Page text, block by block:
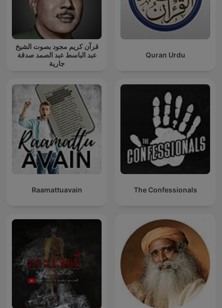
قرآن كريم مجود بصوت الشيخ
عبد الباسط عبد الصمد صدقة
جارية
Quran Urdu
Raamattuavain The Confessionals